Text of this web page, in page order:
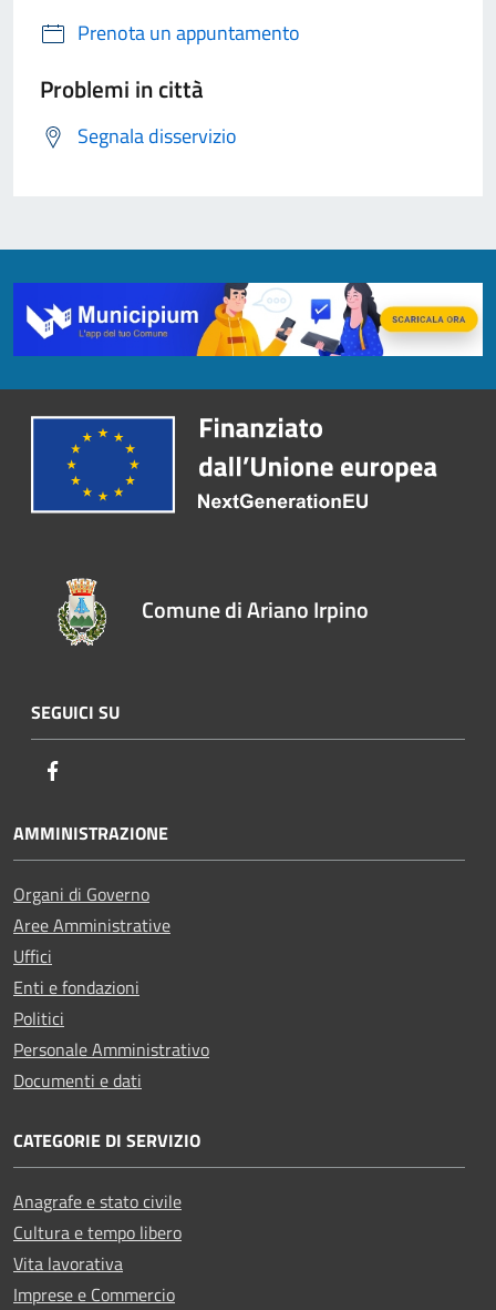
Prenota un appuntamento
Problemi in città
Segnala disservizio
Comune di Ariano Irpino
SEGUICI SU
AMMINISTRAZIONE
Organi di Governo
Aree Amministrative
Uffici
Enti e fondazioni
Politici
Personale Amministrativo
Documenti e dati
CATEGORIE DI SERVIZIO
Anagrafe e stato civile
Cultura e tempo libero
Vita lavorativa
Imprese e Commercio